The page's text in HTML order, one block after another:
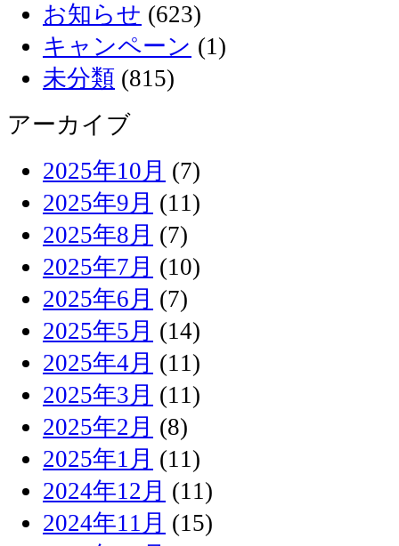
お知らせ (623)
キャンペーン (1)
未分類 (815)
アーカイブ
2025年10月 (7)
2025年9月 (11)
2025年8月 (7)
2025年7月 (10)
2025年6月 (7)
2025年5月 (14)
2025年4月 (11)
2025年3月 (11)
2025年2月 (8)
2025年1月 (11)
2024年12月 (11)
2024年11月 (15)